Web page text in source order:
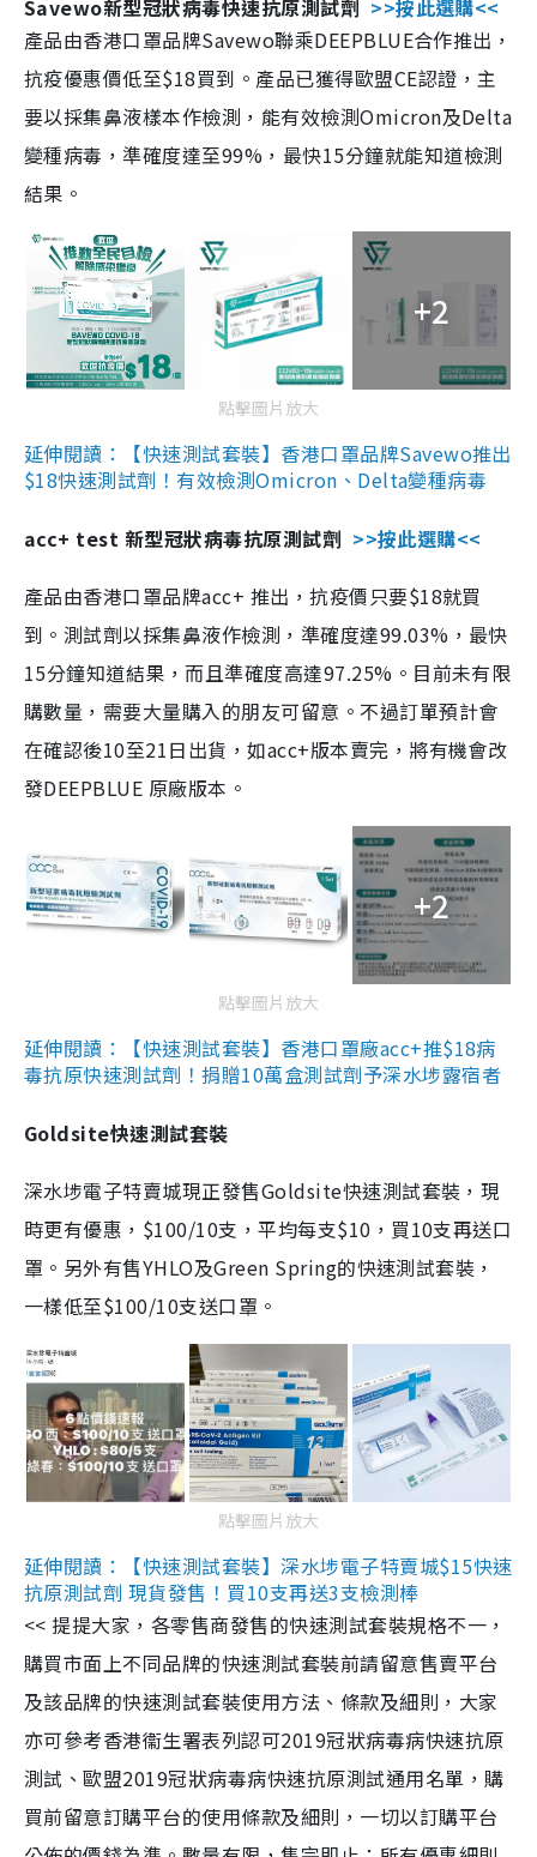
Savewo新型冠狀病毒快速抗原測試劑 >>按此選購<<
產品由香港口罩品牌Savewo聯乘DEEPBLUE合作推出，
抗疫優惠價低至$18買到。產品已獲得歐盟CE認證，主
要以採集鼻液樣本作檢測，能有效檢測Omicron及Delta
變種病毒，準確度達至99%，最快15分鐘就能知道檢測
結果。
+2
點擊圖片放大
延伸閱讀：【快速測試套裝】香港口罩品牌Savewo推出
$18快速測試劑！有效檢測Omicron、Delta變種病毒
acc+ test 新型冠狀病毒抗原測試劑 >>按此選購<<
產品由香港口罩品牌acc+ 推出，抗疫價只要$18就買
到。測試劑以採集鼻液作檢測，準確度達99.03%，最快
15分鐘知道結果，而且準確度高達97.25%。目前未有限
購數量，需要大量購入的朋友可留意。不過訂單預計會
在確認後10至21日出貨，如acc+版本賣完，將有機會改
發DEEPBLUE 原廠版本。
+2
點擊圖片放大
延伸閱讀：【快速測試套裝】香港口罩廠acc+推$18病
毒抗原快速測試劑！捐贈10萬盒測試劑予深水埗露宿者
Goldsite快速測試套裝
深水埗電子特賣城現正發售Goldsite快速測試套裝，現
時更有優惠，$100/10支，平均每支$10，買10支再送口
罩。另外有售YHLO及Green Spring的快速測試套裝，
一樣低至$100/10支送口罩。
點擊圖片放大
延伸閱讀：【快速測試套裝】深水埗電子特賣城$15快速
抗原測試劑 現貨發售！買10支再送3支檢測棒
<< 提提大家，各零售商發售的快速測試套裝規格不一，
購買市面上不同品牌的快速測試套裝前請留意售賣平台
及該品牌的快速測試套裝使用方法、條款及細則，大家
亦可參考香港衞生署表列認可2019冠狀病毒病快速抗原
測試、歐盟2019冠狀病毒病快速抗原測試通用名單，購
買前留意訂購平台的使用條款及細則，一切以訂購平台